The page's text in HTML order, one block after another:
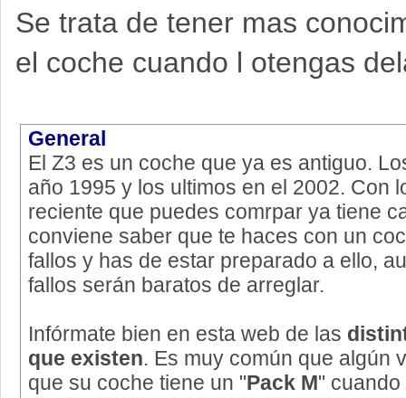
Se trata de tener mas
el coche cuando l otengas
General
El Z3 es un coche que ya es antiguo.
año 1995 y los ultimos en el 2002. Con
reciente que puedes comrpar ya tiene
conviene saber que te haces con un
fallos y has de estar preparado a ello,
fallos serán baratos de arreglar.
Infórmate bien en esta web de las
que existen. Es muy común que algún
que su coche tiene un "Pack M"